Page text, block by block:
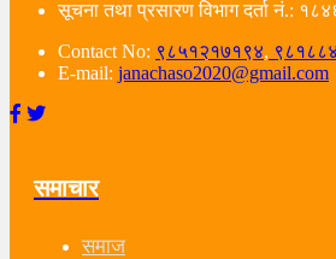
सूचना तथा प्रसारण विभाग दर्ता नं‌.:
Contact No: ९८५१२१७१९४,
E-mail: janachaso2020@gmail.com
समाचार
समाज